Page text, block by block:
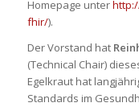
Homepage unter
fhir/).
Der Vorstand hat
(Technical Chair)
Egelkraut hat
Standards im